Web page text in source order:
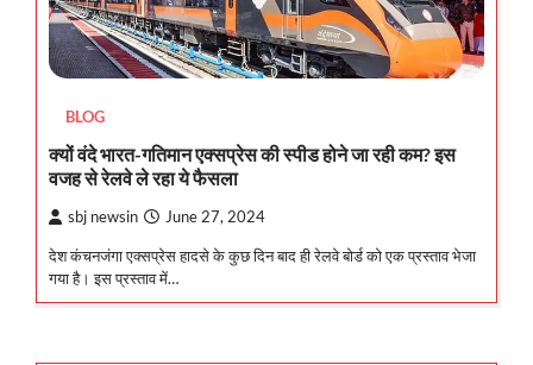
BLOG
क्यों वंदे भारत-गतिमान एक्सप्रेस की स्पीड होने जा रही कम? इस
वजह से रेलवे ले रहा ये फैसला
sbj newsin June 27, 2024
देश कंचनजंगा एक्सप्रेस हादसे के कुछ दिन बाद ही रेलवे बोर्ड को एक प्रस्ताव भेजा
गया है। इस प्रस्ताव में…